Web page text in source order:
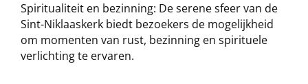
Spiritualiteit en bezinning: De serene sfeer van de
Sint-Niklaaskerk biedt bezoekers de mogelijkheid
om momenten van rust, bezinning en spirituele
verlichting te ervaren.